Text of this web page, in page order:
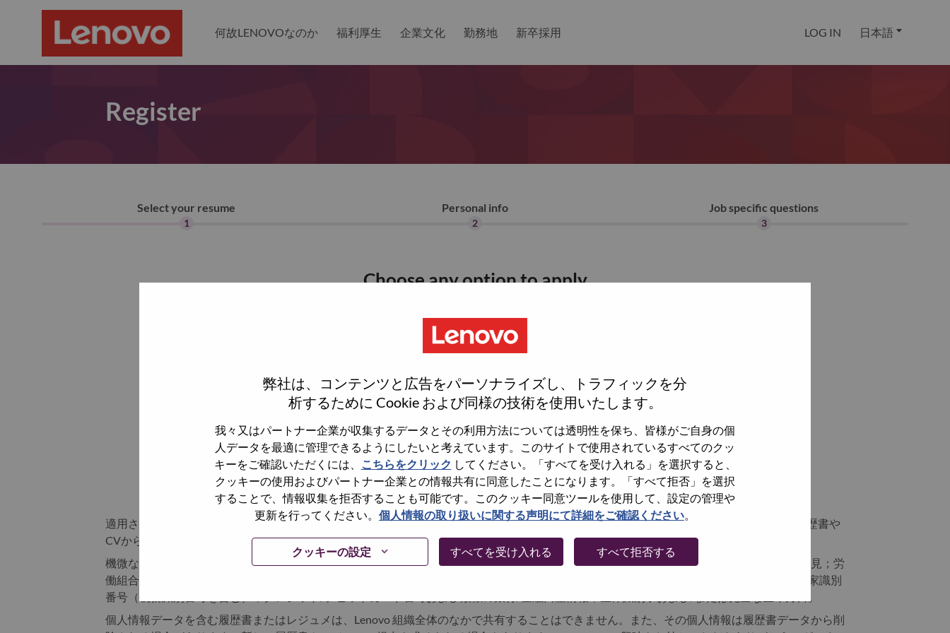
弊社は、コンテンツと広告をパーソナライズし、トラフィックを分
析するために Cookie および同様の技術を使用いたします。
我々又はパートナー企業が収集するデータとその利用方法については透明性を保ち、皆様がご自身の個
人データを最適に管理できるようにしたいと考えています。このサイトで使用されているすべてのクッ
キーをご確認いただくには、
こちらをクリック してください。「すべてを受け入れる」を選択すると、
クッキーの使用およびパートナー企業との情報共有に同意したことになります。「すべて拒否」を選択
することで、情報収集を拒否することも可能です。このクッキー同意ツールを使用して、設定の管理や
更新を行ってください。 個人情報の取り扱いに関する声明にて詳細をご確認ください。
クッキーの設定 すべてを受け入れる すべて拒否する
何故LENOVOなのか 福利厚生 企業文化 勤務地 新卒採用 LOG IN 日本語
Register
Select your resume
1
Personal info
2
Job specific questions
3
Choose any option to apply
履歴書なし
Already registered?
LOGIN
適用されるデータ保護法およびレノボのデータプライバシー原則に従い、レノボのポジションやタレントコミュニティに応募する前に、履歴書や
CVから特別なカテゴリーや機微な個人情報を削除するようお願いいたします。
機微な個人情報の例には、以下が含まれますが、これに限定されません：人種または民族的出自；宗教的または哲学的信念；政治的所属/意見；労
働組合の加入；健康データ；性的指向；ジェンダーアイデンティティ；障害；身元調査；米国の社会保障番号（SSN）および類似の政府/国家識別
番号（税務識別番号を含む）；クレジット/デビットカード番号および類似の銀行/金融口座情報；生体識別子および/または完全な生年月日。
個人情報データを含む履歴書またはレジュメは、Lenovo 組織全体のなかで共有することはできません。また、その個人情報は履歴書データから削